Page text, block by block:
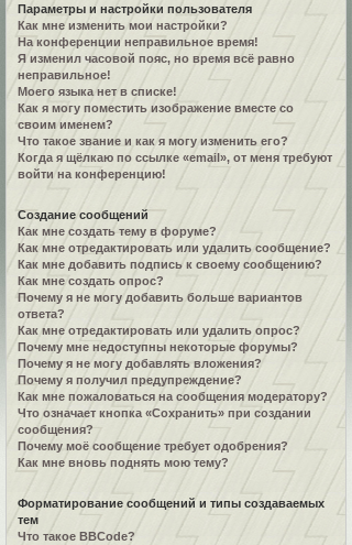
Параметры и настройки пользователя
Как мне изменить мои настройки?
На конференции неправильное время!
Я изменил часовой пояс, но время всё равно
неправильное!
Моего языка нет в списке!
Как я могу поместить изображение вместе со
своим именем?
Что такое звание и как я могу изменить его?
Когда я щёлкаю по ссылке «email», от меня требуют
войти на конференцию!
Создание сообщений
Как мне создать тему в форуме?
Как мне отредактировать или удалить сообщение?
Как мне добавить подпись к своему сообщению?
Как мне создать опрос?
Почему я не могу добавить больше вариантов
ответа?
Как мне отредактировать или удалить опрос?
Почему мне недоступны некоторые форумы?
Почему я не могу добавлять вложения?
Почему я получил предупреждение?
Как мне пожаловаться на сообщения модератору?
Что означает кнопка «Сохранить» при создании
сообщения?
Почему моё сообщение требует одобрения?
Как мне вновь поднять мою тему?
Форматирование сообщений и типы создаваемых
тем
Что такое BBCode?